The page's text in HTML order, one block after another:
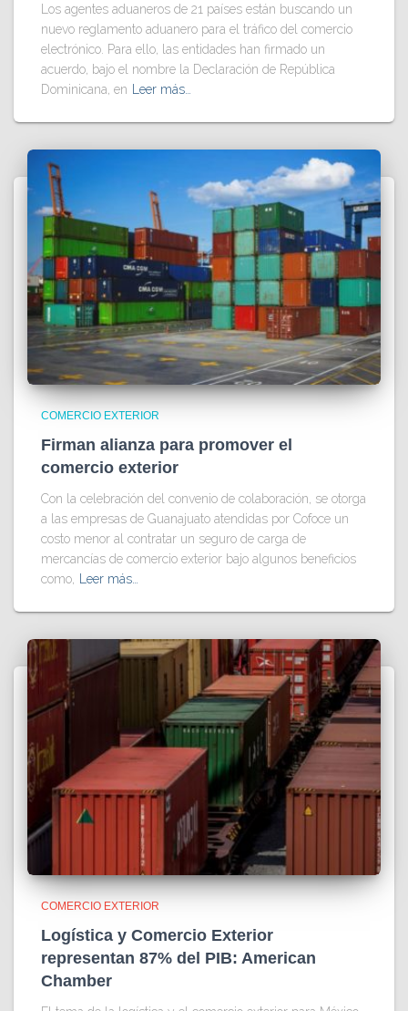
Los agentes aduaneros de 21 países están buscando un
nuevo reglamento aduanero para el tráfico del comercio
electrónico. Para ello, las entidades han firmado un
acuerdo, bajo el nombre la Declaración de República
Dominicana, en
Leer más…
COMERCIO EXTERIOR
Firman alianza para promover el
comercio exterior
Con la celebración del convenio de colaboración, se otorga
a las empresas de Guanajuato atendidas por Cofoce un
costo menor al contratar un seguro de carga de
mercancías de comercio exterior bajo algunos beneficios
como, Leer más…
COMERCIO EXTERIOR
Logística y Comercio Exterior
representan 87% del PIB: American
Chamber